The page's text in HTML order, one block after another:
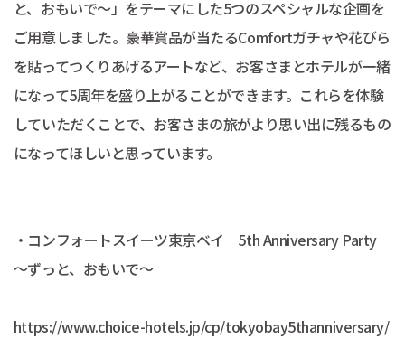
と、おもいで～」をテーマにした5つのスペシャルな企画を
ご用意しました。豪華賞品が当たるComfortガチャや花びら
を貼ってつくりあげるアートなど、お客さまとホテルが一緒
になって5周年を盛り上がることができます。これらを体験
していただくことで、お客さまの旅がより思い出に残るもの
になってほしいと思っています。
・コンフォートスイーツ東京ベイ 5th Anniversary Party
～ずっと、おもいで～
https://www.choice-hotels.jp/cp/tokyobay5thanniversary/